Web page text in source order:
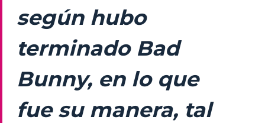
según hubo
terminado Bad
Bunny, en lo que
fue su manera, tal